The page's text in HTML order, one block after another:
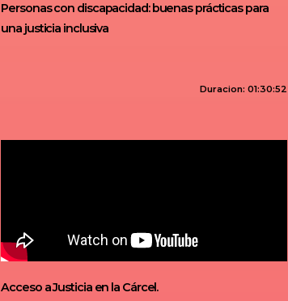
Personas con discapacidad: buenas prácticas para
una justicia inclusiva
Duracion: 01:30:52
Acceso a Justicia en la Cárcel.